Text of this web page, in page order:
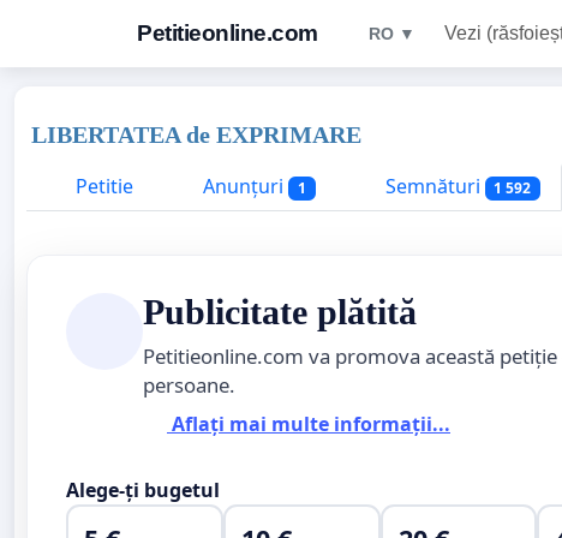
Petitieonline.com RO ▼ Vezi
LIBERTATEA de EXPRIMARE
Petitie
Anunțuri 1 Semnături 1 592
Publicitate plătită
Petitieonline.com va promova această
persoane.
Aflați mai multe informații...
Alege-ți bugetul